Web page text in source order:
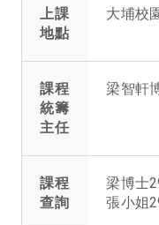
上課
地點
大埔校
課程
統籌
主任
梁智軒
課程
查詢
梁博士
張小姐